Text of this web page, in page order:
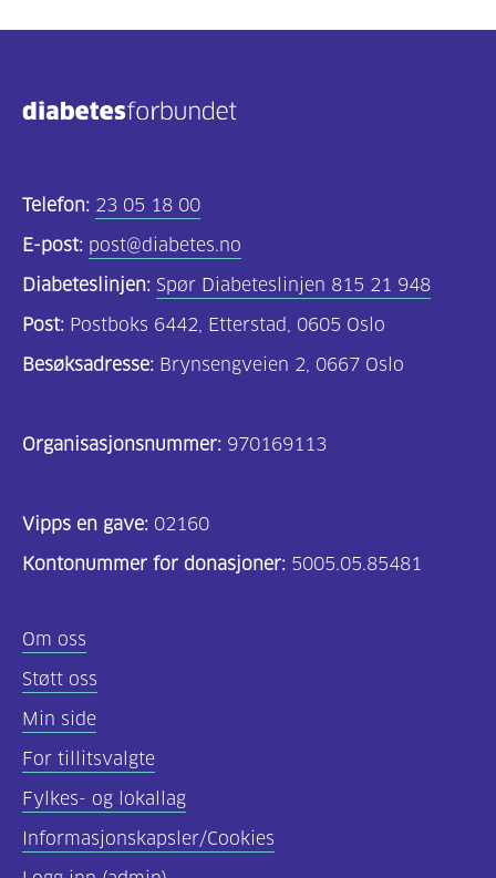
Telefon: 23 05 18 00
E-post: post@diabetes.no
Diabeteslinjen: Spør Diabeteslinjen 815 21 948
Post: Postboks 6442, Etterstad, 0605 Oslo
Besøksadresse: Brynsengveien 2, 0667 Oslo
Organisasjonsnummer: 970169113
Vipps en gave: 02160
Kontonummer for donasjoner: 5005.05.85481
Om oss
Støtt oss
Min side
For tillitsvalgte
Fylkes- og lokallag
Informasjonskapsler/Cookies